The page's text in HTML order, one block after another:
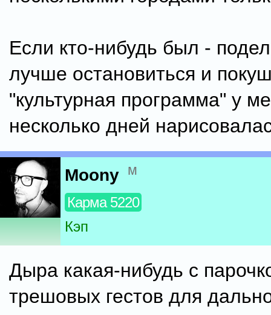
Если кто-нибудь был -
лучше остановиться и
"культурная программа" у
несколько дней
Moony м
Карма 5220
Кэп
Дыра какая-нибудь с
трешовых гестов для